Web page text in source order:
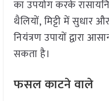
का उपयोग करके
थैलियों, मिट्टी में
नियंत्रण उपायों द्वारा
सकता है।
फसल काटने वाले